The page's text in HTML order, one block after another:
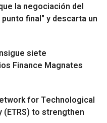
la negociación del
final" y descarta un
siete
Finance Magnates
for Technological
to strengthen